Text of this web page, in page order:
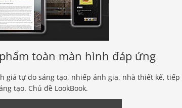
toàn màn hình đáp ứng
giả tự do sáng tạo, nhiếp ảnh gia, nhà thiết kế, tiếp
tạo. Chủ đề LookBook.